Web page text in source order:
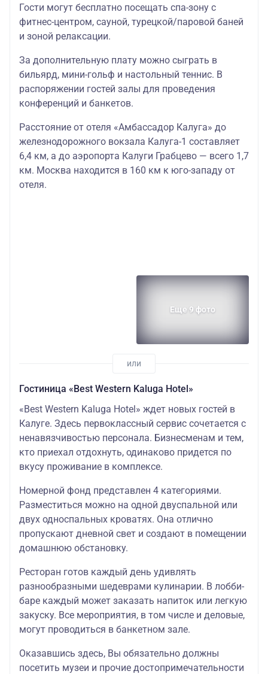
Гости могут бесплатно посещать спа-зону с
фитнес-центром, сауной, турецкой/паровой баней
и зоной релаксации.
За дополнительную плату можно сыграть в
бильярд, мини-гольф и настольный теннис. В
распоряжении гостей залы для проведения
конференций и банкетов.
Расстояние от отеля «Амбассадор Калуга» до
железнодорожного вокзала Калуга-1 составляет
6,4 км, а до аэропорта Калуги Грабцево — всего 1,7
км. Москва находится в 160 км к юго-западу от
отеля.
Еще 9 фото
Гостиница «Best Western Kaluga Hotel»
«Best Western Kaluga Hotel» ждет новых гостей в
Калуге. Здесь первоклассный сервис сочетается с
ненавязчивостью персонала. Бизнесменам и тем,
кто приехал отдохнуть, одинаково придется по
вкусу проживание в комплексе.
Номерной фонд представлен 4 категориями.
Разместиться можно на одной двуспальной или
двух односпальных кроватях. Она отлично
пропускают дневной свет и создают в помещении
домашнюю обстановку.
Ресторан готов каждый день удивлять
разнообразными шедеврами кулинарии. В лобби-
баре каждый может заказать напиток или легкую
закуску. Все мероприятия, в том числе и деловые,
могут проводиться в банкетном зале.
Оказавшись здесь, Вы обязательно должны
посетить музеи и прочие достопримечательности